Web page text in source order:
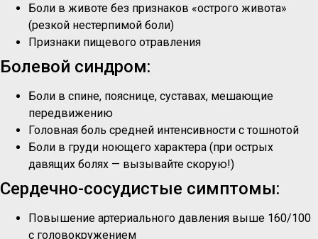
Боли в животе без признаков «острого живота»
(резкой нестерпимой боли)
Признаки пищевого отравления
Болевой синдром:
Боли в спине, пояснице, суставах, мешающие
передвижению
Головная боль средней интенсивности с тошнотой
Боли в груди ноющего характера (при острых
давящих болях — вызывайте скорую!)
Сердечно-сосудистые симптомы:
Повышение артериального давления выше 160/100
с головокружением